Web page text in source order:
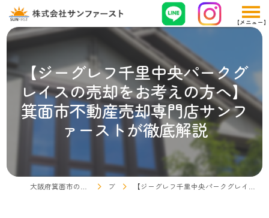
【ジーグレフ千里中央パークグ
レイスの売却をお考えの方へ】
箕面市不動産売却専門店サンフ
ァーストが徹底解説
ブログ 【ジーグレフ千里中央パークグレイスの売却をお考えの方へ】 箕面市不動産売却専門店サンファーストが徹底解説